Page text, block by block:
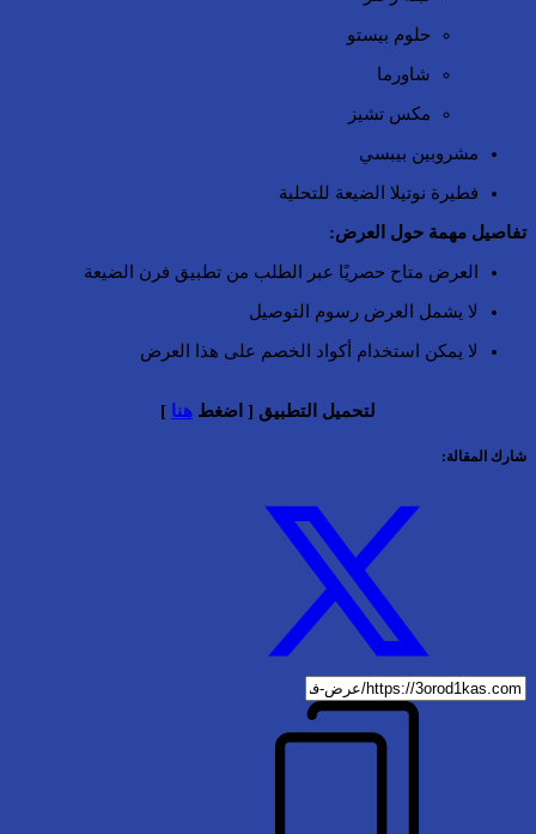
حلوم بيستو
شاورما
مكس تشيز
مشروبين بيبسي
فطيرة نوتيلا الضيعة للتحلية
تفاصيل مهمة حول العرض:
العرض متاح حصريًا عبر الطلب من تطبيق فرن الضيعة
لا يشمل العرض رسوم التوصيل
لا يمكن استخدام أكواد الخصم على هذا العرض
لتحميل التطبيق [ اضغط هنا ]
شارك المقالة: